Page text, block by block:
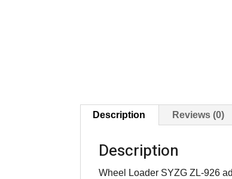
Description Reviews (0)
Description
Wheel Loader SYZG ZL-926